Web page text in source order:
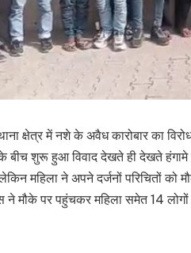
क्षेत्र में नशे के अवैध कारोबार का
बीच शुरू हुआ विवाद देखते ही देखते
लेकिन महिला ने अपने दर्जनों परिचितों
ने मौके पर पहुंचकर महिला समेत 14 लोगों